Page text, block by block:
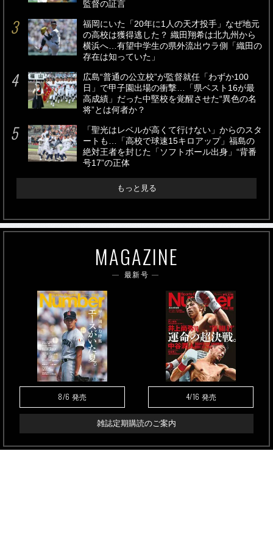
監督の証言
福岡にいた「20年に1人の天才投手」なぜ地元
の高校は獲得逃した？ 織田翔希は北九州から
横浜へ…有望中学生の県外流出ウラ側「織田の
存在は知っていた」
広島“普通の公立校”が監督就任「わずか100
日」で甲子園出場の衝撃…「県ベスト16が最
高成績」だった中堅校を覚醒させた“異色の名
将”とは何者か？
「聖光はレベルが高くて行けない」からのスタ
ートも…「高校で球速15キロアップ」福島の
絶対王者を封じた「ソフトボール出身」“背番
号17”の正体
もっと見る
MAGAZINE
最新号
8/6 発売 4/16 発売
雑誌定期購読のご案内